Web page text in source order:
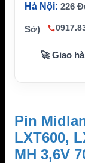
Hà Nội: 226
Sở)
🚀 Giao
Pin
LXT600,
MH 3,6V